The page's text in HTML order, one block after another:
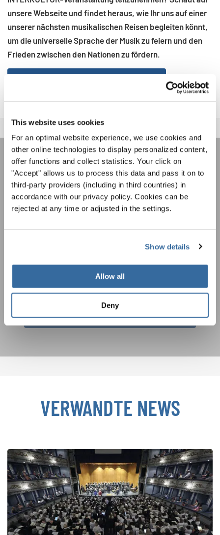
This website uses cookies
For an optimal website experience, we use cookies and
other online technologies to display personalized content,
offer functions and collect statistics. Your click on
"Accept" allows us to process this data and pass it on to
third-party providers (including in third countries) in
accordance with our privacy policy. Cookies can be
rejected at any time or adjusted in the settings.
Show details
Allow all
Deny
unsere Webseite und findet heraus, wie Ihr uns auf einer
unserer nächsten musikalischen Reisen begleiten könnt,
um die universelle Sprache der Musik zu feiern und den
Frieden zwischen den Nationen zu fördern.
INTERKULTUR-VERANSTALTUNGEN
zustimmen. Sie können diese Einstellung jederzeit in den Cookie-Einstellungen
ZUSTIMMEN
INTERKULTUR NEWSLETTER
Festivals, Chorwettbewerbe, Mitsingprojekte:
Besondere Veranstaltungshinweise und
kostenlosen INTERKULTUR-Newsletter.
Ich bin mit dem Erhalt des Newsletters einverstanden und
akzeptiere dieDatenschutzbestimmungen.
ANMELDEN
VERWANDTE NEWS